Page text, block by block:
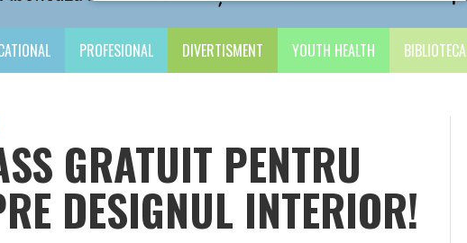
PROFESIONAL DIVERTISMENT YOUTH HEALTH BIBLIOTECA
GRATUIT PENTRU
DESIGNUL INTERIOR!